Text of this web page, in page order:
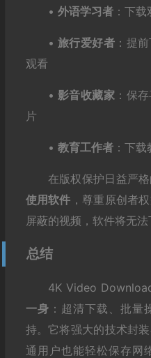
• 外语学习者：下载
•旅行爱好者 ：提
观看
•影音收藏家 ：保
片
• 教育工作者：下载
在版权保护日益严
使用软件 ，尊重原创者
屏蔽的视频，软件将无法
总结
4K Video
一身 ：超清下载、批
持。它将强大的技术封
通用户也能轻松保存网